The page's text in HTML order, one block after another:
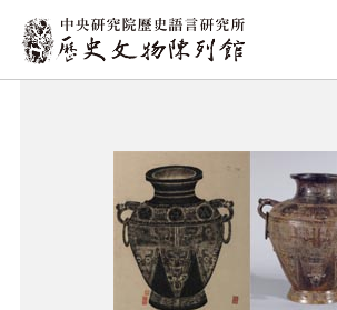
:::
:::